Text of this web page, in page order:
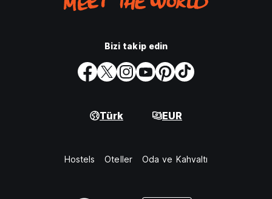
Bizi takip edin
Türk EUR
Hostels Oteller Oda ve Kahvaltı